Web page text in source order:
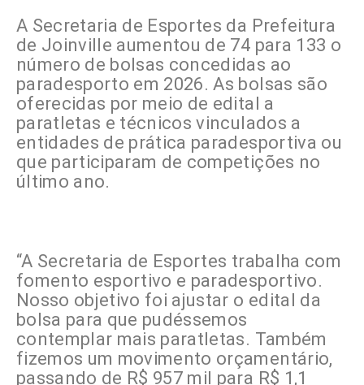
A Secretaria de Esportes da Prefeitura
de Joinville aumentou de 74 para 133 o
número de bolsas concedidas ao
paradesporto em 2026. As bolsas são
oferecidas por meio de edital a
paratletas e técnicos vinculados a
entidades de prática paradesportiva ou
que participaram de competições no
último ano.
“A Secretaria de Esportes trabalha com
fomento esportivo e paradesportivo.
Nosso objetivo foi ajustar o edital da
bolsa para que pudéssemos
contemplar mais paratletas. Também
fizemos um movimento orçamentário,
passando de R$ 957 mil para R$ 1,1